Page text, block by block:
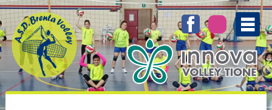
degli
argomenti
delle
notizie:
1ª Divisione
femminile